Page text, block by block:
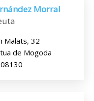
Morral
Malats, 32
de Mogoda